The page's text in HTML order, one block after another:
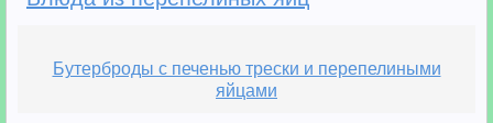
Бутерброды с печенью трески и перепелиными
яйцами